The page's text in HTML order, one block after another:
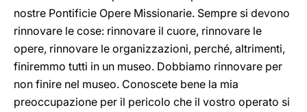
nostre Pontificie Opere Missionarie. Sempre si devono
rinnovare le cose: rinnovare il cuore, rinnovare le
opere, rinnovare le organizzazioni, perché, altrimenti,
finiremmo tutti in un museo. Dobbiamo rinnovare per
non finire nel museo. Conoscete bene la mia
preoccupazione per il pericolo che il vostro operato si